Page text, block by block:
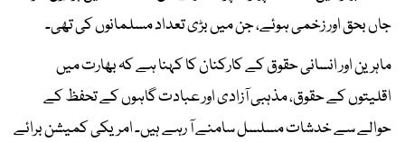
جاں بحق اور زخمی ہوئے، جن میں بڑی تعداد مسلمانوں کی تھی۔
ماہرین اور انسانی حقوق کے کارکنان کا کہنا ہے کہ بھارت میں
اقلیتوں کے حقوق، مذہبی آزادی اور عبادت گاہوں کے تحفظ کے
حوالے سے خدشات مسلسل سامنے آ رہے ہیں۔ امریکی کمیشن برائے